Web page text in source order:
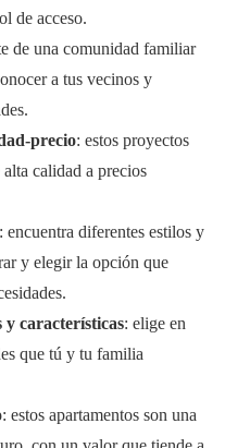
de acceso.
de una comunidad familiar
a tus vecinos y
precio: estos proyectos
calidad a precios
: encuentra diferentes estilos y
y elegir la opción que
y características: elige en
que tú y tu familia
: estos apartamentos son una